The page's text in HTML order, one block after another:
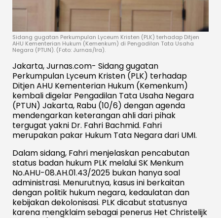
Sidang gugatan Perkumpulan Lyceum Kristen (PLK) terhadap Ditjen
AHU Kementerian Hukum (Kemenkum) di Pengadilan Tata Usaha
Negara (PTUN). (Foto: Jurnas/Ira).
Jakarta, Jurnas.com- Sidang gugatan
Perkumpulan Lyceum Kristen (PLK) terhadap
Ditjen AHU Kementerian Hukum (Kemenkum)
kembali digelar Pengadilan Tata Usaha Negara
(PTUN) Jakarta, Rabu (10/6) dengan agenda
mendengarkan keterangan ahli dari pihak
tergugat yakni Dr. Fahri Bachmid. Fahri
merupakan pakar Hukum Tata Negara dari UMI.
Dalam sidang, Fahri menjelaskan pencabutan
status badan hukum PLK melalui SK Menkum
No.AHU-08.AH.01.43/2025 bukan hanya soal
administrasi. Menurutnya, kasus ini berkaitan
dengan politik hukum negara, kedaulatan dan
kebijakan dekolonisasi. PLK dicabut statusnya
karena mengklaim sebagai penerus Het Christelijk